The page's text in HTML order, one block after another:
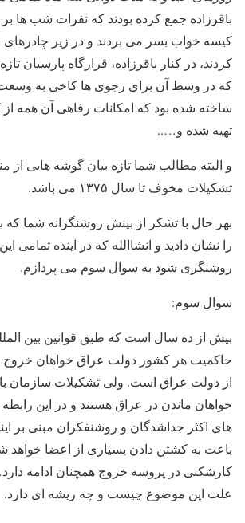
باقرزاده جمع کرده بودند که نفرات شب ها
کیسه خواب بسر می بردند و در زیر
کردند، در کنار باقرزاده، قرارگاه پارسیان
که در وسط آن برای رجوی ها کاخی به وسعت
ساخته شده بود که امکانات رفاهی آن همه
تهیه شده و…..
و البته مطالب شما تازه بیان گوشه هایی از
تشکیلات مخوف تا سال ۱۳۷۵ می باشد.
بهر حال با تشکر از بینش روشنگرانه شما
را نشان دادید و انشاالله که در آینده تمامی
روشنگری شود به سوال سوم می پردازم.
سوال سوم:
بیش از ده سال است که طبق قوانین بین
حاکمیت هر کشور دولت عراق خواهان خروج
از دولت عراق است. ولی تشکیلات سازمان با
خواهان ماندن در عراق هستند و در این
های اکثر جداشدگان و روشنفکران مبنی بر
باعت به کشتن دادن بسیاری از اعضا خواهد
کارشکنی در پروسه خروج همچنان ادامه
علت این موضوع چیست و چه ریشه ای دارد.